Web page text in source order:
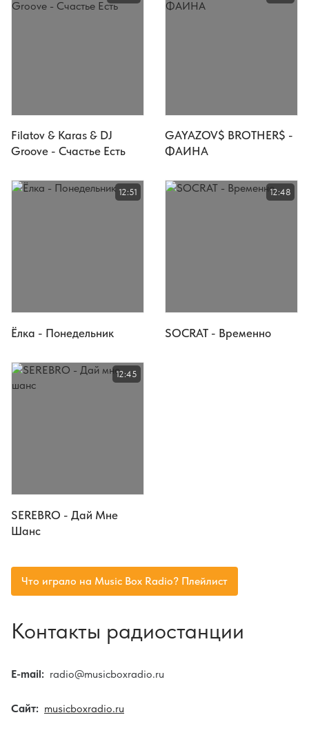
Filatov & Karas & DJ
Groove - Счастье Есть
GAYAZOV$ BROTHER$ -
ФАИНА
Ёлка - Понедельник
12:51
SOCRAT - Временно
12:48
SEREBRO - Дай Мне
Шанс
12:45
Что играло на Music Box Radio? Плейлист
Контакты радиостанции
E-mail: radio@musicboxradio.ru
Сайт: musicboxradio.ru